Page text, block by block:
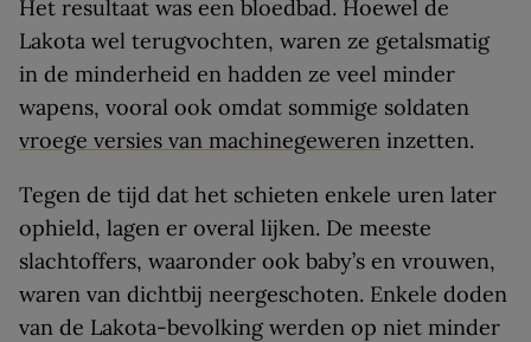
Het resultaat was een bloedbad. Hoewel de
Lakota wel terugvochten, waren ze getalsmatig
in de minderheid en hadden ze veel minder
wapens, vooral ook omdat sommige soldaten
vroege versies van machinegeweren inzetten.
Tegen de tijd dat het schieten enkele uren later
ophield, lagen er overal lijken. De meeste
slachtoffers, waaronder ook baby’s en vrouwen,
waren van dichtbij neergeschoten. Enkele doden
van de Lakota-bevolking werden op niet minder